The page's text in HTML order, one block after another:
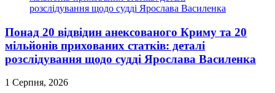
Понад 20 відвідин анексованого Криму та 20
мільйонів прихованих статків: деталі
розслідування щодо судді Ярослава Василенка
1 Серпня, 2026